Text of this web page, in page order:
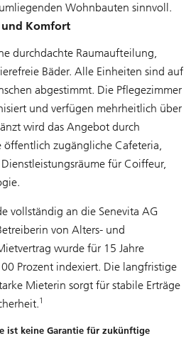
Wohnbauten sinnvoll.
Komfort
durchdachte Raumaufteilung,
Bäder. Alle Einheiten sind auf
abgestimmt. Die Pflegezimmer
und verfügen mehrheitlich über
wird das Angebot durch
zugängliche Cafeteria,
für Coiffeur,
vollständig an die Senevita AG
von Alters- und
wurde für 15 Jahre
Prozent indexiert. Die langfristige
Mieterin sorgt für stabile Erträge
1
ist keine Garantie für zukünftige